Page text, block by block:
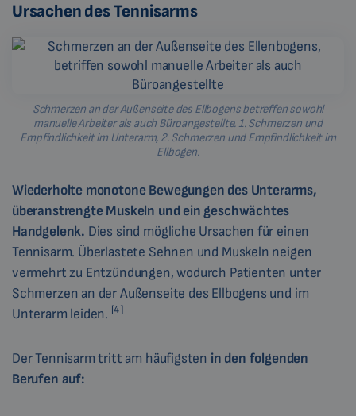
Ursachen des Tennisarms
Schmerzen an der Außenseite des Ellbogens betreffen sowohl
manuelle Arbeiter als auch Büroangestellte. 1. Schmerzen und
Empfindlichkeit im Unterarm, 2. Schmerzen und Empfindlichkeit im
Ellbogen.
Wiederholte monotone Bewegungen des Unterarms,
überanstrengte Muskeln und ein geschwächtes
Handgelenk. Dies sind mögliche Ursachen für einen
Tennisarm. Überlastete Sehnen und Muskeln neigen
vermehrt zu Entzündungen, wodurch Patienten unter
Schmerzen an der Außenseite des Ellbogens und im
Unterarm leiden. [4 ]
Der Tennisarm tritt am häufigsten in den folgenden
Berufen auf: